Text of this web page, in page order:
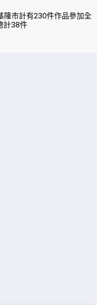
隆市計有230件作品參加全
計38件